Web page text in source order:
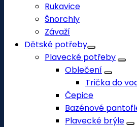
Rukavice
Šnorchly
Závaží
Dětské potřeby
Plavecké potřeby
Oblečení
Trička do
Čepice
Bazénové
Plavecké brýle